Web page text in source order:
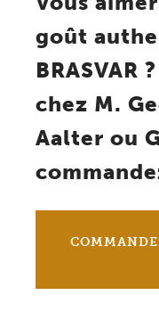
goût
BRASVAR
chez M.
Aalter ou